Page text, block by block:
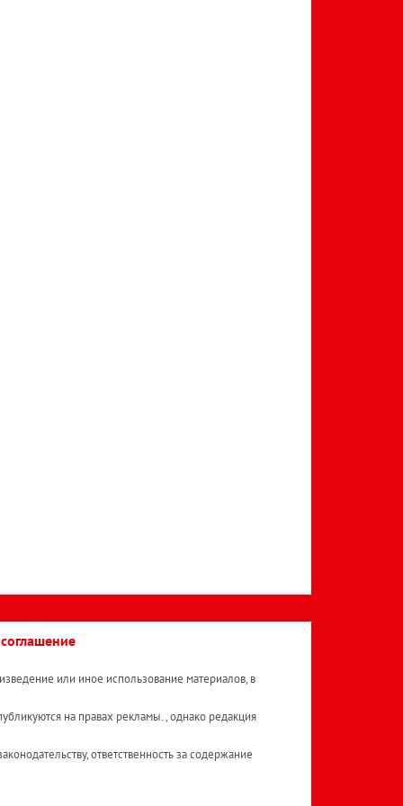
или иное использование материалов, в
на правах рекламы. , однако редакция
ответственность за содержание